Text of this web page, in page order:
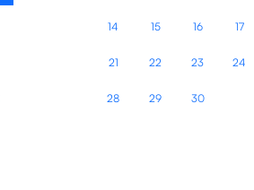
14 15 16 17
21 22 23 24
28 29 30